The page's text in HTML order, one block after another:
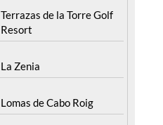
Terrazas de la Torre Golf
Resort
La Zenia
Lomas de Cabo Roig